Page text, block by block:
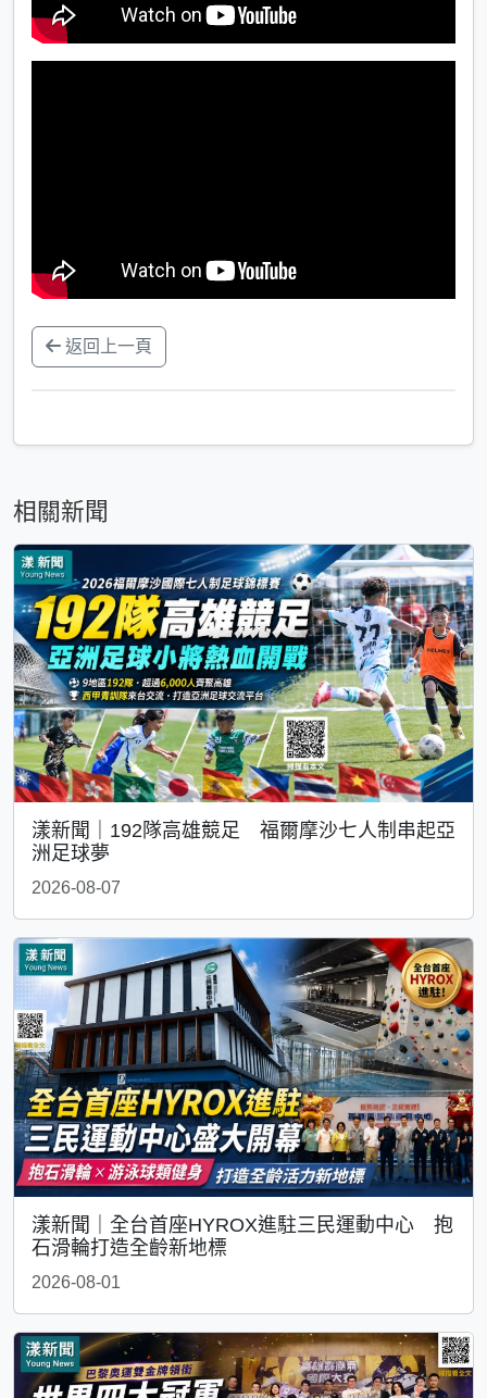
返回上一頁
相關新聞
漾新聞｜192隊高雄競足 福爾摩沙七人制串起亞
洲足球夢
2026-08-07
漾新聞｜全台首座HYROX進駐三民運動中心 抱
石滑輪打造全齡新地標
2026-08-01